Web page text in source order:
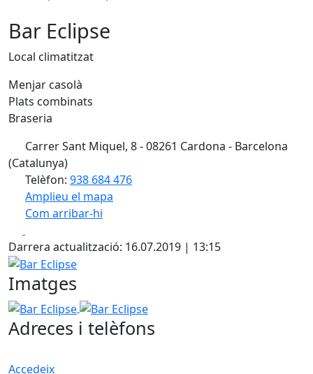
Bar Eclipse
Local climatitzat
Menjar casolà
Plats combinats
Braseria
Carrer Sant Miquel, 8 - 08261 Cardona - Barcelona
(Catalunya)
Telèfon: 938 684 476
Amplieu el mapa
Com arribar-hi
+
−
Darrera actualització: 16.07.2019 | 13:15
Bar Eclipse
Imatges
Bar Eclipse Bar Eclipse
Adreces i telèfons
Accedeix